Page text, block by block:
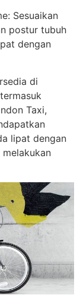
Sesuaikan
postur tubuh
dengan
di
Taxi,
lipat dengan